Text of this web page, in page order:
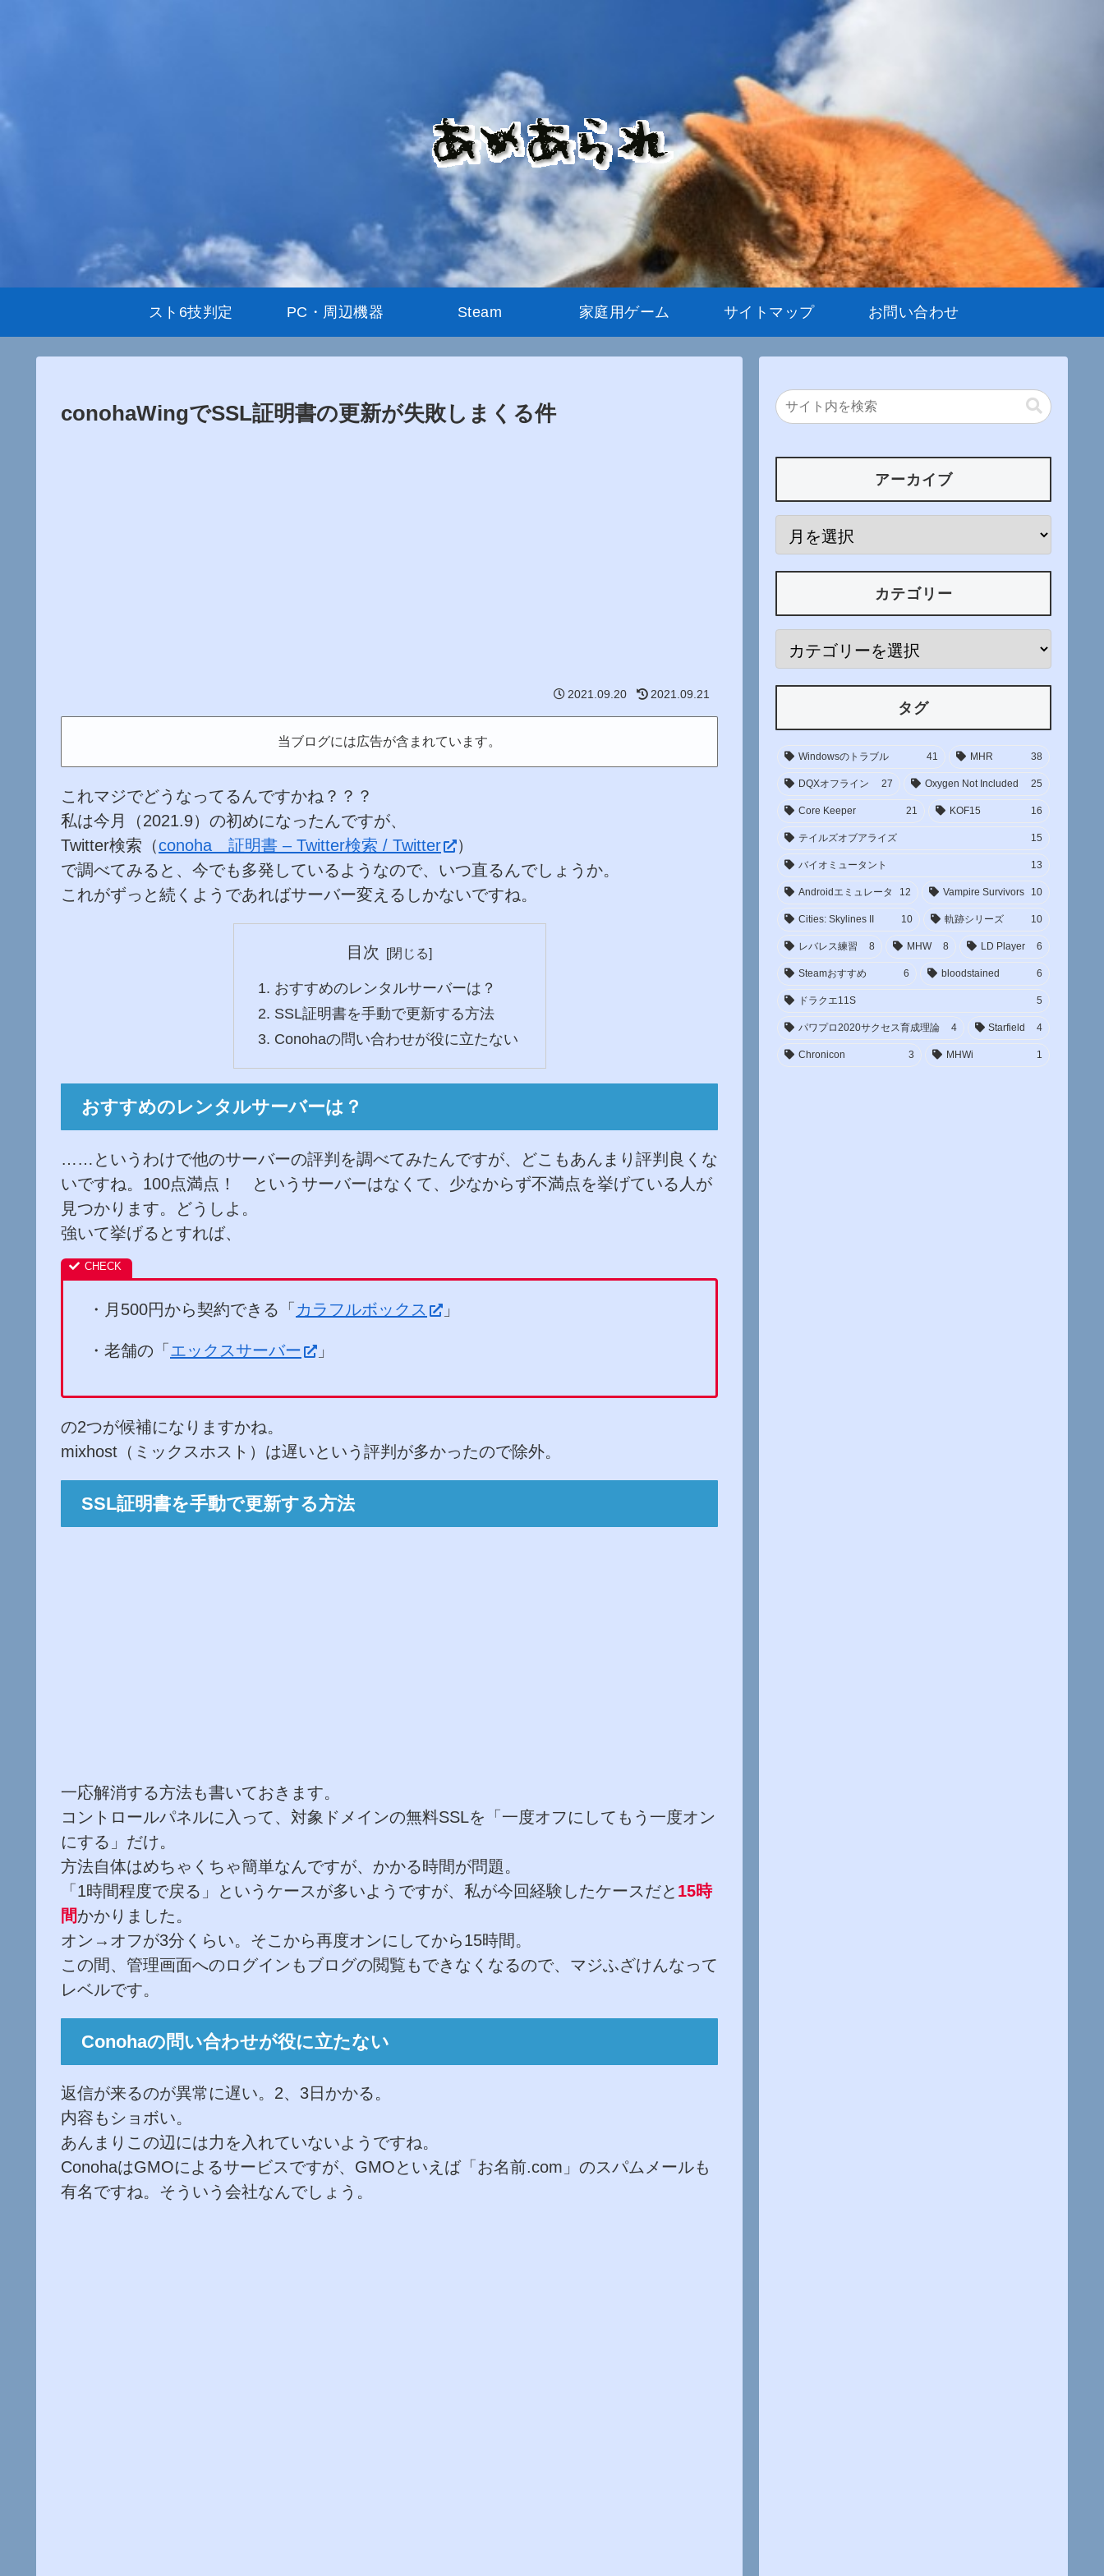
スト6技判定 PC・周辺機器 Steam 家庭用ゲーム サイトマップ お問い合わせ
conohaWingでSSL証明書の更新が失敗しまくる件
2021.09.20 2021.09.21
当ブログには広告が含まれています。
これマジでどうなってるんですかね？？？
私は今月（2021.9）の初めになったんですが、
Twitter検索（conoha 証明書 – Twitter検索 / Twitter
）
で調べてみると、今でも多発しているようなので、いつ直るんでしょうか。
これがずっと続くようであればサーバー変えるしかないですね。
目次
おすすめのレンタルサーバーは？
SSL証明書を手動で更新する方法
Conohaの問い合わせが役に立たない
おすすめのレンタルサーバーは？
……というわけで他のサーバーの評判を調べてみたんですが、どこもあんまり評判良くな
いですね。100点満点！ というサーバーはなくて、少なからず不満点を挙げている人が
見つかります。どうしよ。
強いて挙げるとすれば、
・月500円から契約できる「 カラフルボックス 」
・老舗の「 エックスサーバー 」
の2つが候補になりますかね。
mixhost（ミックスホスト）は遅いという評判が多かったので除外。
SSL証明書を手動で更新する方法
一応解消する方法も書いておきます。
コントロールパネルに入って、対象ドメインの無料SSLを「一度オフにしてもう一度オン
にする」だけ。
方法自体はめちゃくちゃ簡単なんですが、かかる時間が問題。
「1時間程度で戻る」というケースが多いようですが、私が今回経験したケースだと 15時
間かかりました。
オン→オフが3分くらい。そこから再度オンにしてから15時間。
この間、管理画面へのログインもブログの閲覧もできなくなるので、マジふざけんなって
レベルです。
Conohaの問い合わせが役に立たない
返信が来るのが異常に遅い。2、3日かかる。
内容もショボい。
あんまりこの辺には力を入れていないようですね。
ConohaはGMOによるサービスですが、GMOといえば「お名前.com」のスパムメールも
有名ですね。そういう会社なんでしょう。
アーカイブ
カテゴリー
タグ
Windowsのトラブル 41 MHR 38
DQXオフライン 27 Oxygen Not Included 25
Core Keeper 21 KOF15 16
テイルズオブアライズ 15
バイオミュータント 13
Androidエミュレータ 12 Vampire Survivors 10
Cities: Skylines II 10 軌跡シリーズ 10
レバレス練習 8 MHW 8 LD Player 6
Steamおすすめ 6 bloodstained 6
ドラクエ11S 5
パワプロ2020サクセス育成理論 4 Starfield 4
Chronicon 3 MHWi 1